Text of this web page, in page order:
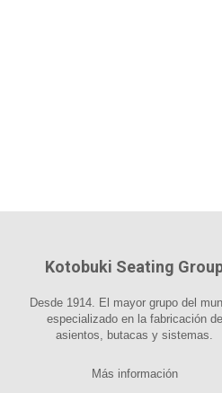
Kotobuki Seating
Desde 1914. El mayor grupo del
especializado en la fabricación de
asientos, butacas y sistemas.
Más información